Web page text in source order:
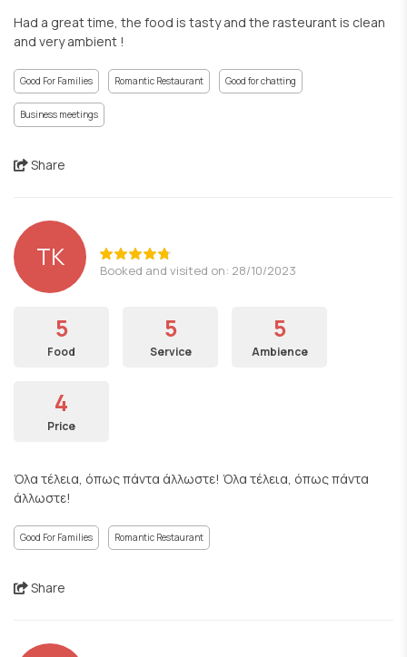
Had a great time, the food is tasty and the rasteurant is clean
and very ambient !
Good For Families Romantic Restaurant Good for chatting
Business meetings
Share
TK Booked and visited on: 28/10/2023
5
Food
5
Service
5
Ambience
4
Price
Όλα τέλεια, όπως πάντα άλλωστε! Όλα τέλεια, όπως πάντα
άλλωστε!
Good For Families Romantic Restaurant
Share